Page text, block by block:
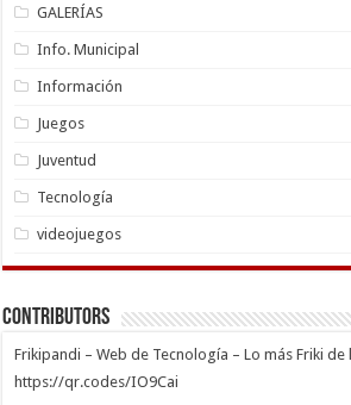
GALERÍAS
Info. Municipal
Información
Juegos
Juventud
Tecnología
videojuegos
Contributors
Frikipandi – Web de Tecnología – Lo más Friki de
https://qr.codes/IO9Cai